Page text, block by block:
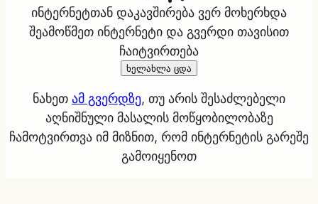
ინტერნეტთან დაკავშირება ვერ მოხერხდა
შეამოწმეთ ინტერნეტი და გვერდი თავისით
ჩაიტვირთება
ხელახლა ცდა
ნახეთ ამ გვერდზე, თუ არის შესაძლებელი
აღნიშნული მასალის მოწყობილობაზე
ჩამოტვირთვა იმ მიზნით, რომ ინტერნეტის გარეშე
გამოიყენოთ